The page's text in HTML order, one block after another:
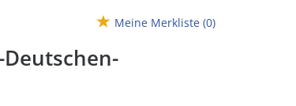
Meine Merkliste (0)